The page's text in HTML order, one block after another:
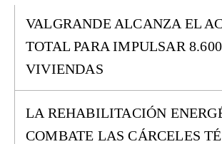
VALGRANDE ALCANZA EL
TOTAL PARA IMPULSAR 8.600
VIVIENDAS
LA REHABILITACIÓN
COMBATE LAS CÁRCELES